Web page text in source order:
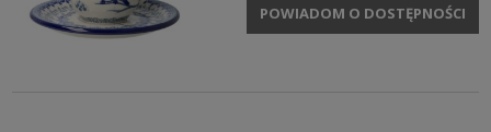
POWIADOM O DOSTĘPNOŚCI